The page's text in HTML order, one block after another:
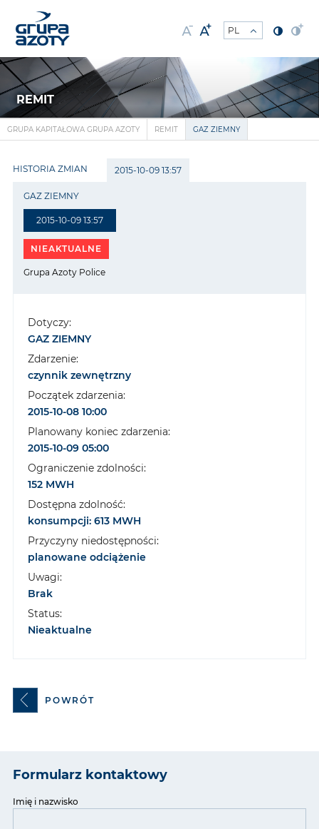
REMIT
GRUPA KAPITAŁOWA GRUPA AZOTY REMIT GAZ ZIEMNY
HISTORIA ZMIAN 2015-10-09 13:57
2015-10-09 13:57
GAZ ZIEMNY
NIEAKTUALNE
Grupa Azoty Police
Dotyczy:
GAZ ZIEMNY
Zdarzenie:
czynnik zewnętrzny
Początek zdarzenia:
2015-10-08 10:00
Planowany koniec zdarzenia:
2015-10-09 05:00
Ograniczenie zdolności:
152 MWH
Dostępna zdolność:
konsumpcji: 613 MWH
Przyczyny niedostępności:
planowane odciążenie
Uwagi:
Brak
Status:
Nieaktualne
POWRÓT
Formularz kontaktowy
Imię i nazwisko